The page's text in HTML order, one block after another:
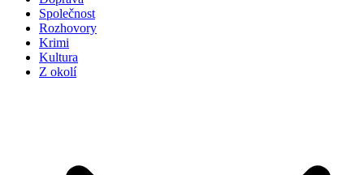
Společnost
Rozhovory
Krimi
Kultura
Z okolí